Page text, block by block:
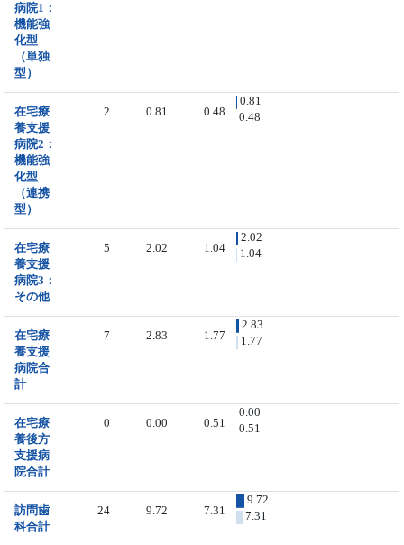
病院1：
機能強
化型
（単独
型）
在宅療
養支援
病院2：
機能強
化型
（連携
型）
2 0.81 0.48
0.81
0.48
在宅療
養支援
病院3：
その他
5 2.02 1.04
2.02
1.04
在宅療
養支援
病院合
計
7 2.83 1.77
2.83
1.77
在宅療
養後方
支援病
院合計
0 0.00 0.51
0.00
0.51
訪問歯
科合計
24 9.72 7.31
9.72
7.31